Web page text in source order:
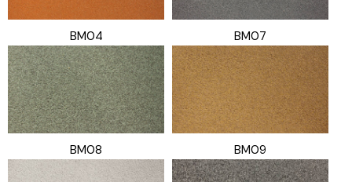
BM04 BM07
BM08 BM09